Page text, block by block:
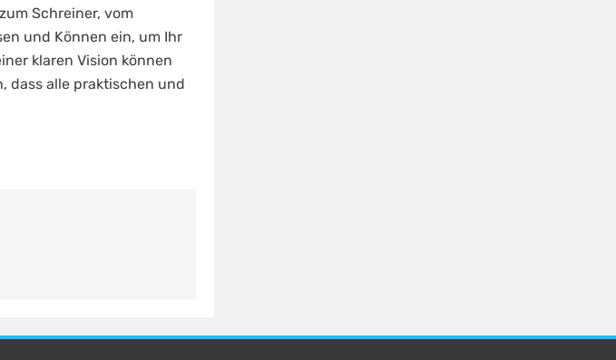
Schreiner, vom
und Können ein, um Ihr
klaren Vision können
dass alle praktischen und